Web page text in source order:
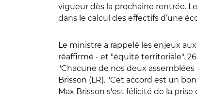
vigueur dès la prochaine rentrée.
dans le calcul des effectifs d’une
Le ministre a rappelé les enjeux
réaffirmé - et "équité territoriale".
"Chacune de nos deux
Brisson (LR). "Cet accord est un
Max Brisson s'est félicité de la